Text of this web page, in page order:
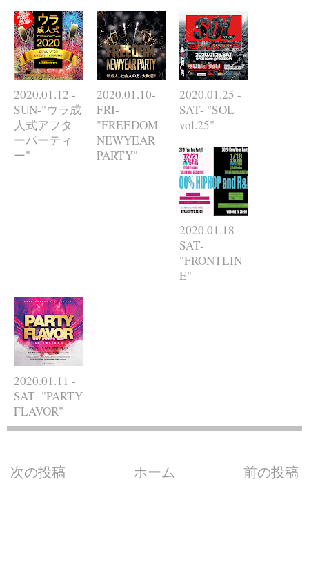
2020.01.12 -
SUN-"ウラ成
人式アフタ
ーパーティ
ー"
2020.01.10-
FRI-
"FREEDOM
NEWYEAR
PARTY"
2020.01.25 -
SAT- "SOL
vol.25"
2020.01.18 -
SAT-
"FRONTLIN
E"
2020.01.11 -
SAT- "PARTY
FLAVOR"
次の投稿 前の投稿
ホーム